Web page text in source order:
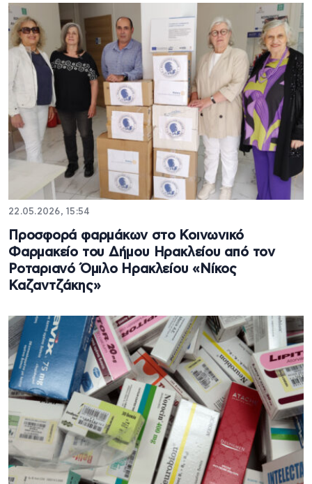
22.05.2026, 15:54
Προσφορά φαρμάκων στο Κοινωνικό
Φαρμακείο του Δήμου Ηρακλείου από τον
Ροταριανό Όμιλο Ηρακλείου «Νίκος
Καζαντζάκης»